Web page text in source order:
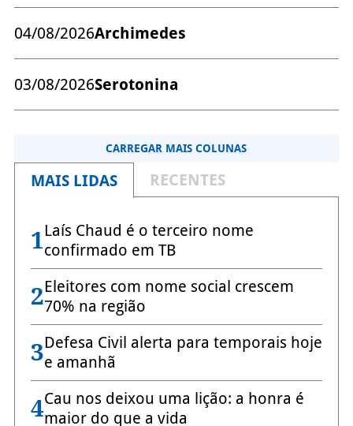
04/08/2026Archimedes
03/08/2026Serotonina
CARREGAR MAIS COLUNAS
MAIS LIDAS RECENTES
1Laís Chaud é o terceiro nome
confirmado em TB
2Eleitores com nome social crescem
70% na região
3Defesa Civil alerta para temporais hoje
e amanhã
4Cau nos deixou uma lição: a honra é
maior do que a vida